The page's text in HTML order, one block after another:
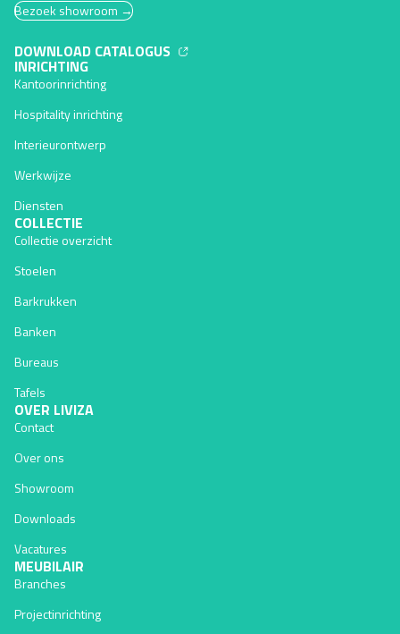
Bezoek showroom →
DOWNLOAD CATALOGUS
INRICHTING
Kantoorinrichting
Hospitality inrichting
Interieurontwerp
Werkwijze
Diensten
COLLECTIE
Collectie overzicht
Stoelen
Barkrukken
Banken
Bureaus
Tafels
OVER LIVIZA
Contact
Over ons
Showroom
Downloads
Vacatures
MEUBILAIR
Branches
Projectinrichting